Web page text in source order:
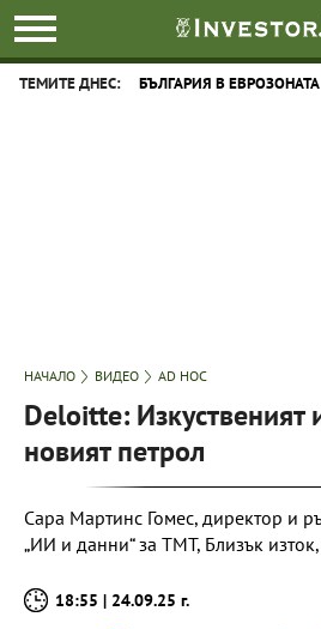
ТЕМИТЕ ДНЕС: БЪЛГАРИЯ В ЕВРОЗОНАТА
НАЧАЛО ВИДЕО AD HOC
Deloitte: Изкуственият
новият петрол
Сара Мартинс Гомес, директор и
„ИИ и данни“ за TMT, Близък
18:55 | 24.09.25 г.